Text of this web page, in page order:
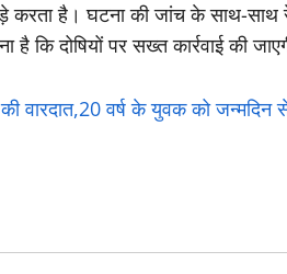
करता है। घटना की जांच के साथ-साथ
कि दोषियों पर सख्त कार्रवाई की
वारदात,20 वर्ष के युवक को जन्मदिन